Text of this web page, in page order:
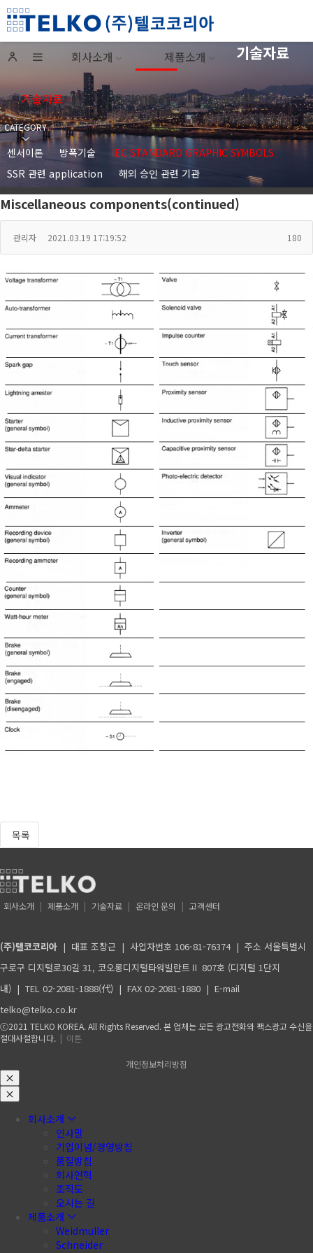
기술자료 온라인 문의
회사소개 제품소개
기술자료 온라인 문의 고객센터
기술자료
CATEGORY
센서이론 방폭기술
IEC STANDARD GRAPHIC SYMBOLS
SSR 관련 application
해외 승인 관련 기관
Miscellaneous components(continued)
관리자 2021.03.19 17:19:52 180
목록
회사소개 제품소개 기술자료 온라인 문의 고객센터
(주)텔코코리아 | 대표 조창근 | 사업자번호 106-81-76374 | 주소 서울특별시
구로구 디지털로30길 31, 코오롱디지털타워빌란트Ⅱ 807호 (디지털 1단지
내) | TEL 02-2081-1888(代) | FAX 02-2081-1880 | E-mail
telko@telko.co.kr
ⓒ2021 TELKO KOREA. All Rights Reserved. 본 업체는 모든 광고전화와 팩스광고 수신을
절대사절합니다. | 이튼
개인정보처리방침
회사소개
인사말
기업이념/경영방침
품질방침
회사연혁
조직도
오시는 길
제품소개
Weidmuller
Schneider